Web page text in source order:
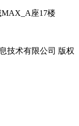
座17楼
技术有限公司 版权